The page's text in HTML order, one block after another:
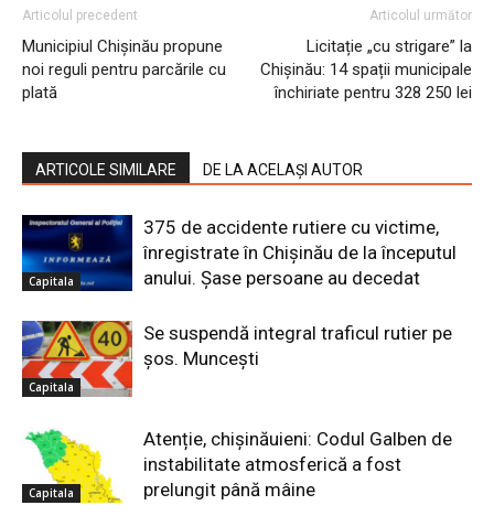
Articolul precedent
Municipiul Chișinău propune
noi reguli pentru parcările cu
plată
Articolul următor
Licitație „cu strigare” la
Chișinău: 14 spații municipale
închiriate pentru 328 250 lei
ARTICOLE SIMILARE DE LA ACELAȘI AUTOR
Capitala
375 de accidente rutiere cu victime,
înregistrate în Chișinău de la începutul
anului. Șase persoane au decedat
Capitala
Se suspendă integral traficul rutier pe
șos. Muncești
Capitala
Atenție, chișinăuieni: Codul Galben de
instabilitate atmosferică a fost
prelungit până mâine